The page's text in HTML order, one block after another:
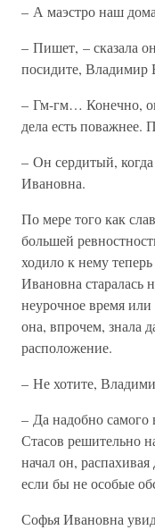
– А маэстро наш
– Пишет, – сказала
посидите, Владимир
– Гм-гм… Конечно,
дела есть поважнее.
– Он сердитый,
Ивановна.
По мере того как
большей
ходило к нему
Ивановна старалась
неурочное время
она, впрочем, знала
расположение.
– Не хотите,
– Да надобно самого
Стасов решительно
начал он,
если бы не особые
Софья Ивановна